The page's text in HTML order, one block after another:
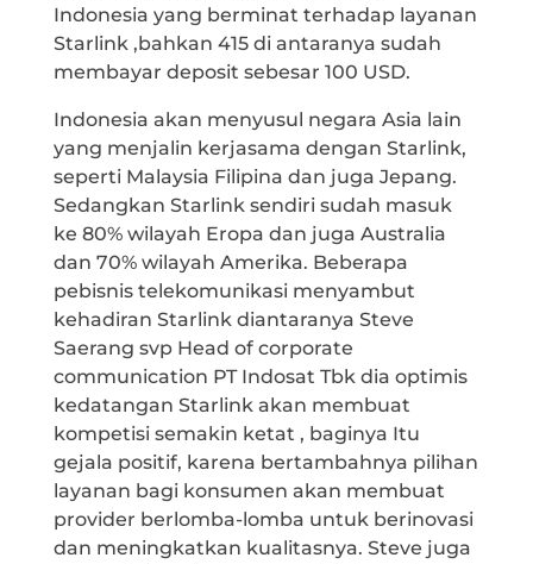
Indonesia yang berminat terhadap layanan
Starlink ,bahkan 415 di antaranya sudah
membayar deposit sebesar 100 USD.
Indonesia akan menyusul negara Asia lain
yang menjalin kerjasama dengan Starlink,
seperti Malaysia Filipina dan juga Jepang.
Sedangkan Starlink sendiri sudah masuk
ke 80% wilayah Eropa dan juga Australia
dan 70% wilayah Amerika. Beberapa
pebisnis telekomunikasi menyambut
kehadiran Starlink diantaranya Steve
Saerang svp Head of corporate
communication PT Indosat Tbk dia optimis
kedatangan Starlink akan membuat
kompetisi semakin ketat , baginya Itu
gejala positif, karena bertambahnya pilihan
layanan bagi konsumen akan membuat
provider berlomba-lomba untuk berinovasi
dan meningkatkan kualitasnya. Steve juga